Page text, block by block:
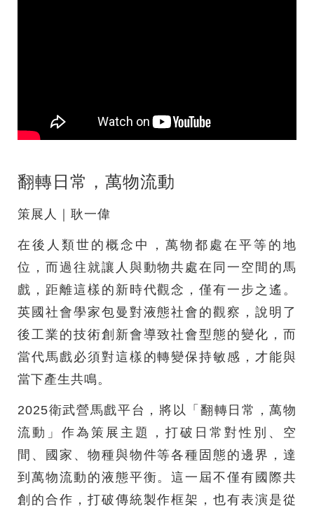
翻轉日常，萬物流動
策展人｜耿一偉
在後人類世的概念中，萬物都處在平等的地
位，而過往就讓人與動物共處在同一空間的馬
戲，距離這樣的新時代觀念，僅有一步之遙。
英國社會學家包曼對液態社會的觀察，說明了
後工業的技術創新會導致社會型態的變化，而
當代馬戲必須對這樣的轉變保持敏感，才能與
當下產生共鳴。
2025衛武營馬戲平台，將以「翻轉日常，萬物
流動」作為策展主題，打破日常對性別、空
間、國家、物種與物件等各種固態的邊界，達
到萬物流動的液態平衡。這一屆不僅有國際共
創的合作，打破傳統製作框架，也有表演是從